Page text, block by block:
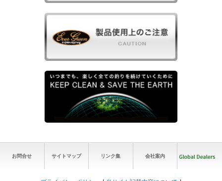
お問合せ サイトマップ リンク集 会社案内